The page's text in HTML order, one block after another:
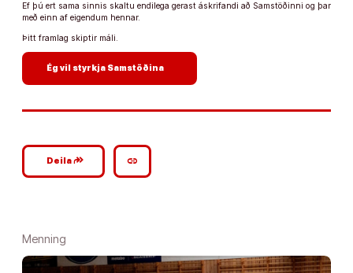
Ef þú ert sama sinnis skaltu endilega gerast áskrifandi að Samstöðinni og þar
með einn af eigendum hennar.
Þitt framlag skiptir máli.
Ég vil styrkja Samstöðina
Deilagoogle_plus_reshare link
Menning